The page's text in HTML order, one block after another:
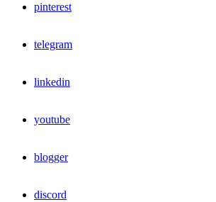
pinterest
telegram
linkedin
youtube
blogger
discord